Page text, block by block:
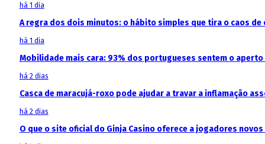
há 1 dia
A regra dos dois minutos: o hábito simples que tira o caos de
há 1 dia
Mobilidade mais cara: 93% dos portugueses sentem o
há 2 dias
Casca de maracujá-roxo pode ajudar a travar a inflamação
há 2 dias
O que o site oficial do Ginja Casino oferece a jogadores